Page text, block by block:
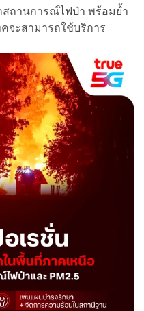
ถานการณ์ไฟป่า พร้อมย้ำ
ะสามารถใช้บริการ